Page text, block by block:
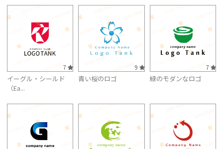
7
イーグル・シールド
（Ea...
9
青い桜のロゴ
7
緑のモダンなロゴ